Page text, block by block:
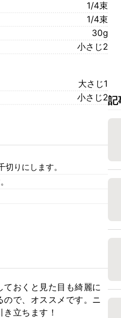
1/4束
1/4束
30g
小さじ2
大さじ1
小さじ2
りにします。
おくと見た目も綺麗に
で、オススメです。ニ
立ちます！
記